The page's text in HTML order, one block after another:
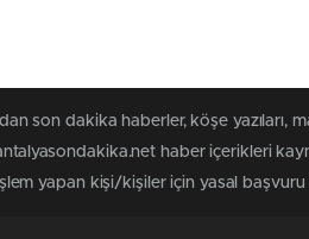
son dakika haberler, köşe
haber içerikleri
işlem yapan kişi/kişiler için yasal